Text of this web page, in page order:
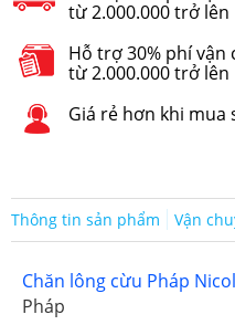
từ 2.000.000 trở lên
Hỗ trợ 30% phí
từ 2.000.000 trở lên
Giá rẻ hơn khi mua
Thông tin sản phẩm Vận
Chăn lông cừu Pháp
Pháp